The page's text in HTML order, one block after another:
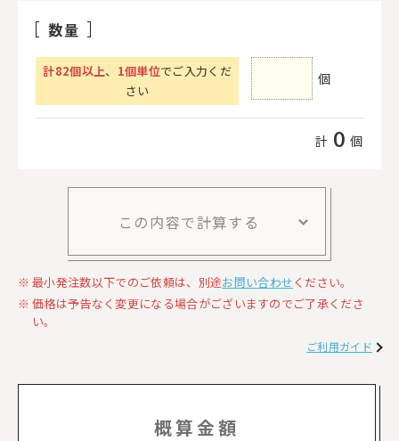
数量
計82個以上、 1個単位でご入力くだ
さい
個
計 0 個
この内容で計算する
最小発注数以下でのご依頼は、別途お問い合わせください。
価格は予告なく変更になる場合がございますのでご了承くださ
い。
ご利用ガイド
概算金額